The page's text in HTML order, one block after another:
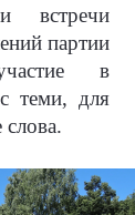
встречи
партии
в
теми, для